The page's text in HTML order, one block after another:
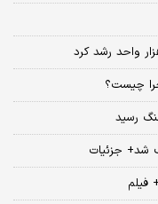
چیست؟
رسید
فیلم